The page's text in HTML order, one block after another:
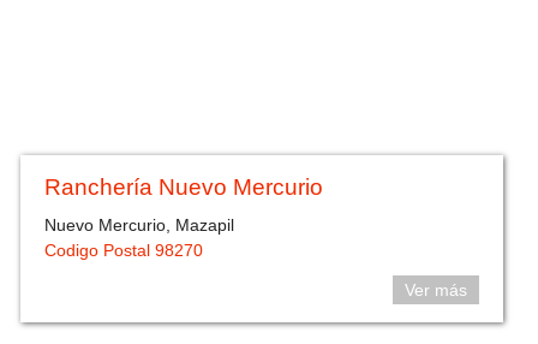
Ranchería Nuevo Mercurio
Nuevo Mercurio, Mazapil
Codigo Postal 98270
Ver más